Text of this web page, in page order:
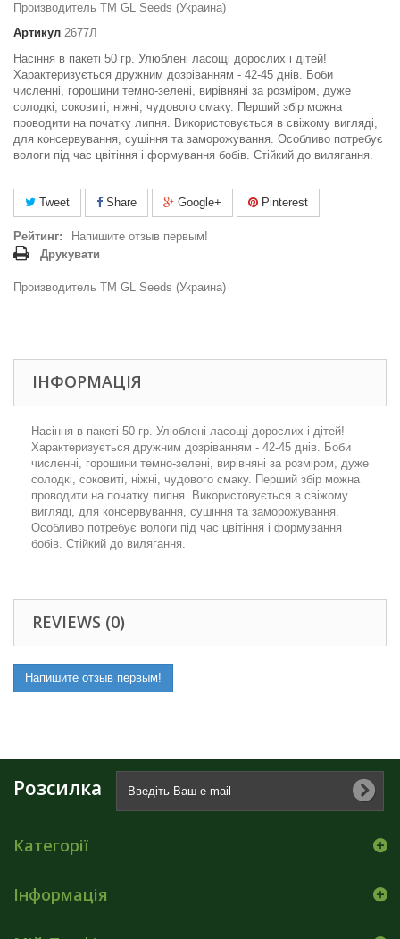
Производитель ТМ GL Seeds (Украина)
Артикул 2677Л
Насіння в пакеті 50 гр. Улюблені ласощі дорослих і дітей!
Характеризується дружним дозріванням - 42-45 днів. Боби
численні, горошини темно-зелені, вирівняні за розміром, дуже
солодкі, соковиті, ніжні, чудового смаку. Перший збір можна
проводити на початку липня. Використовується в свіжому вигляді,
для консервування, сушіння та заморожування. Особливо потребує
вологи під час цвітіння і формування бобів. Стійкий до вилягання.
Tweet Share Google+ Pinterest
Рейтинг:
Напишите отзыв первым!
Друкувати
Производитель ТМ GL Seeds (Украина)
ІНФОРМАЦІЯ
Насіння в пакеті 50 гр. Улюблені ласощі дорослих і дітей!
Характеризується дружним дозріванням - 42-45 днів. Боби
численні, горошини темно-зелені, вирівняні за розміром, дуже
солодкі, соковиті, ніжні, чудового смаку. Перший збір можна
проводити на початку липня. Використовується в свіжому
вигляді, для консервування, сушіння та заморожування.
Особливо потребує вологи під час цвітіння і формування
бобів. Стійкий до вилягання.
REVIEWS (0)
Напишите отзыв первым!
Розсилка
Категорії
Інформація